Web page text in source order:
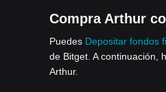
Compra Arthur
Puedes Depositar fondos
de Bitget. A continuación,
Arthur.